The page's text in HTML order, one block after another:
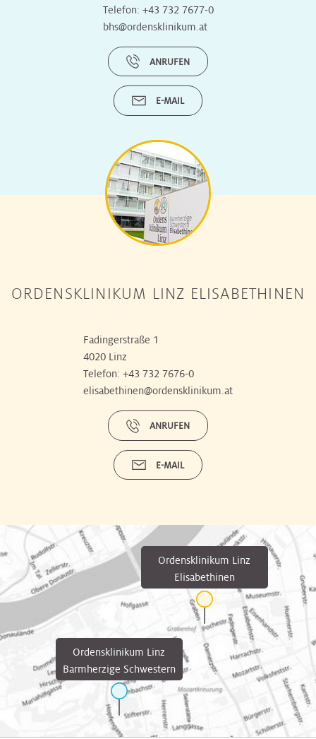
Telefon: +43 732 7677-0
bhs@ordensklinikum.at
ANRUFEN
E-MAIL
ORDENSKLINIKUM LINZ ELISABETHINEN
Fadingerstraße 1
4020 Linz
Telefon: +43 732 7676-0
elisabethinen@ordensklinikum.at
ANRUFEN
E-MAIL
Ordensklinikum Linz
Barmherzige Schwestern
Ordensklinikum Linz
Elisabethinen